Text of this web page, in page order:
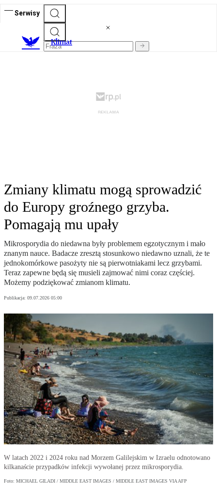
Serwisy
Klimat
Zmiany klimatu mogą sprowadzić
do Europy groźnego grzyba.
Pomagają mu upały
Mikrosporydia do niedawna były problemem egzotycznym i mało
znanym nauce. Badacze zresztą stosunkowo niedawno uznali, że te
jednokomórkowe pasożyty nie są pierwotniakami lecz grzybami.
Teraz zapewne będą się musieli zajmować nimi coraz częściej.
Możemy podziękować zmianom klimatu.
Publikacja: 09.07.2026 05:00
W latach 2022 i 2024 roku nad Morzem Galilejskim w Izraelu odnotowano
kilkanaście przypadków infekcji wywołanej przez mikrosporydia.
Foto: MICHAEL GILADI / MIDDLE EAST IMAGES / MIDDLE EAST IMAGES VIA AFP